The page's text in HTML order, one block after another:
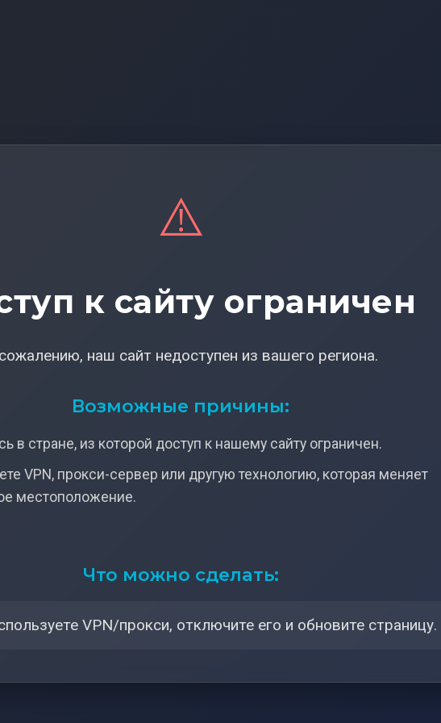
⚠️
к сайту ограничен
наш сайт недоступен из вашего региона.
Возможные причины:
в стране, из которой доступ к нашему сайту ограничен.
VPN, прокси-сервер или другую технологию, которая меняет
местоположение.
Что можно сделать:
VPN/прокси, отключите его и обновите страницу.